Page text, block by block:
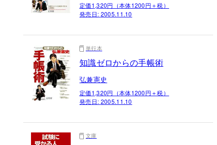
定価1,320円（本体1200円＋税）
発売日: 2005.11.10
単行本
知識ゼロからの手帳術
弘兼憲史
定価1,320円（本体1200円＋税）
発売日: 2005.11.10
文庫